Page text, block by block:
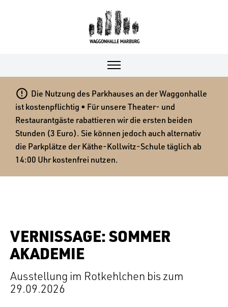
 Die Nutzung des Parkhauses an der Waggonhalle
ist kostenpflichtig • Für unsere Theater- und
Restaurantgäste rabattieren wir die ersten beiden
Stunden (3 Euro). Sie können jedoch auch alternativ
die Parkplätze der Käthe-Kollwitz-Schule täglich ab
14:00 Uhr kostenfrei nutzen.
VERNISSAGE: SOMMER
AKADEMIE
Ausstellung im Rotkehlchen bis zum
29.09.2026